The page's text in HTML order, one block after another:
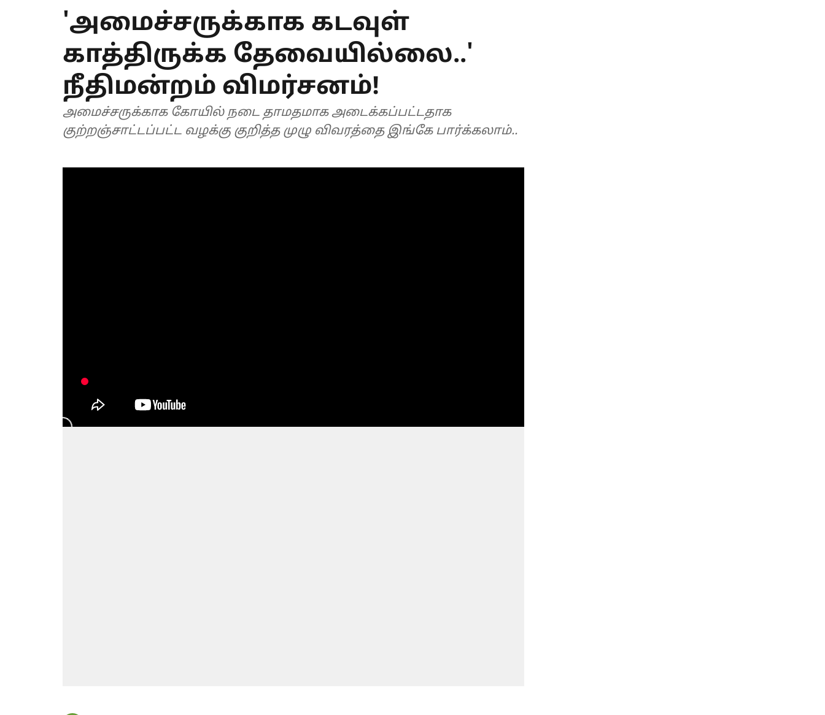
'அமைச்சருக்காக கடவுள்
காத்திருக்க தேவையில்லை..'
நீதிமன்றம் விமர்சனம்!
அமைச்சருக்காக கோயில் நடை தாமதமாக அடைக்கப்பட்டதாக
குற்றஞ்சாட்டப்பட்ட வழக்கு குறித்த முழு விவரத்தை இங்கே பார்க்கலாம்..